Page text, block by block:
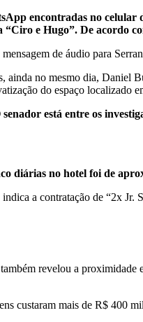
encontradas no
e Hugo”. De acordo
de áudio para
ainda no mesmo dia, Daniel
do espaço localizado
está entre os
diárias no hotel foi de
a contratação de “2x Jr.
revelou a proximidade
custaram mais de R$ 400